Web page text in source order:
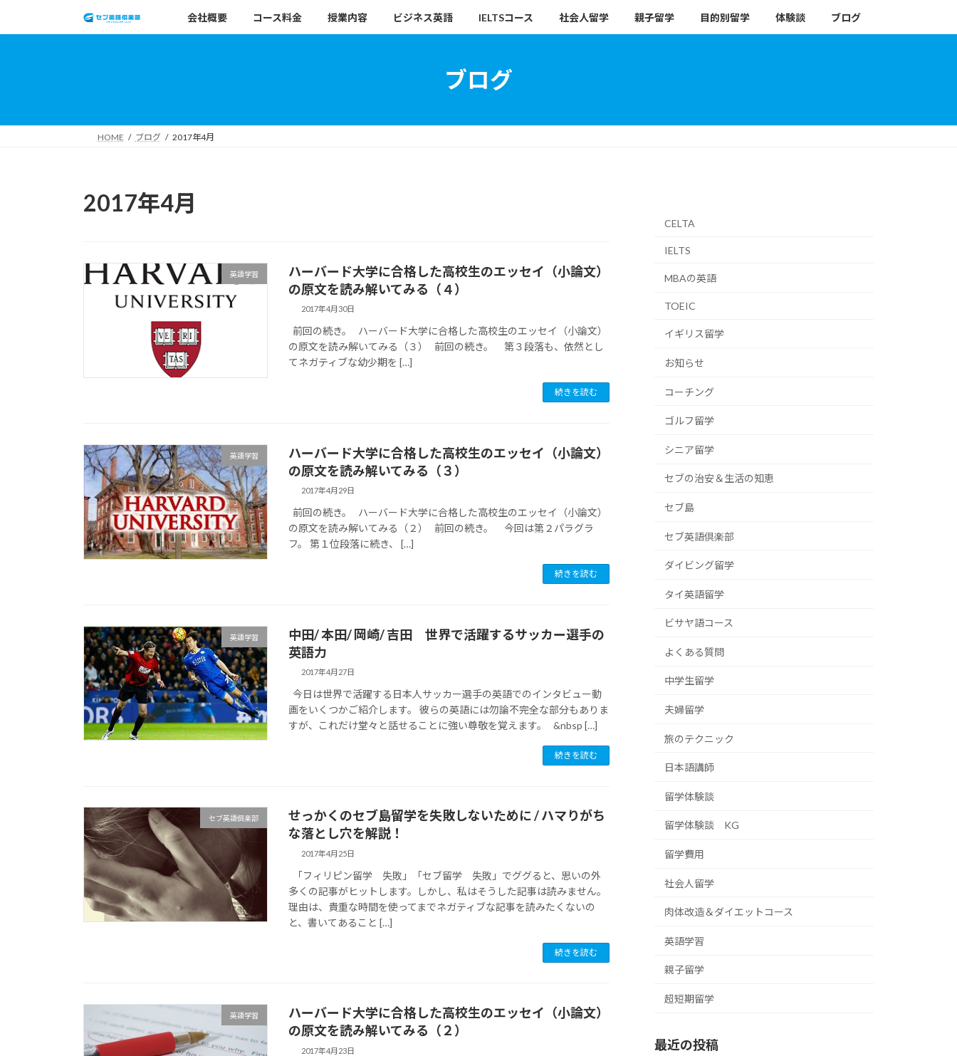
キ
に
会社概要 コース料金 授業内容 ビジネス英語 IELTSコース 社会人留学 親子留学 目的別留学 体験談 ブログ
ブログ
HOME ブログ 2017年4月
2017年4月
英語学習
ハーバード大学に合格した高校生のエッセイ（小論文）
の原文を読み解いてみる（４）
2017年4月30日
前回の続き。 ハーバード大学に合格した高校生のエッセイ（小論文）
の原文を読み解いてみる（３） 前回の続き。 第３段落も、依然とし
てネガティブな幼少期を […]
続きを読む
英語学習
ハーバード大学に合格した高校生のエッセイ（小論文）
の原文を読み解いてみる（３）
2017年4月29日
前回の続き。 ハーバード大学に合格した高校生のエッセイ（小論文）
の原文を読み解いてみる（２） 前回の続き。 今回は第２パラグラ
フ。 第１位段落に続き、 […]
続きを読む
英語学習
中田/ 本田/ 岡崎/ 吉田 世界で活躍するサッカー選手の
英語力
2017年4月27日
今日は世界で活躍する日本人サッカー選手の英語でのインタビュー動
画をいくつかご紹介します。 彼らの英語には勿論不完全な部分もありま
すが、これだけ堂々と話せることに強い尊敬を覚えます。 &nbsp […]
続きを読む
セブ英語倶楽部
せっかくのセブ島留学を失敗しないために / ハマりがち
な落とし穴を解説！
2017年4月25日
「フィリピン留学 失敗」「セブ留学 失敗」でググると、思いの外
多くの記事がヒットします。しかし、私はそうした記事は読みません。
理由は、貴重な時間を使ってまでネガティブな記事を読みたくないの
と、書いてあること […]
続きを読む
英語学習
ハーバード大学に合格した高校生のエッセイ（小論文）
の原文を読み解いてみる（２）
2017年4月23日
CELTA
IELTS
MBAの英語
TOEIC
イギリス留学
お知らせ
コーチング
ゴルフ留学
シニア留学
セブの治安＆生活の知恵
セブ島
セブ英語倶楽部
ダイビング留学
タイ英語留学
ビサヤ語コース
よくある質問
中学生留学
夫婦留学
旅のテクニック
日本語講師
留学体験談
留学体験談 KG
留学費用
社会人留学
肉体改造＆ダイエットコース
英語学習
親子留学
超短期留学
最近の投稿